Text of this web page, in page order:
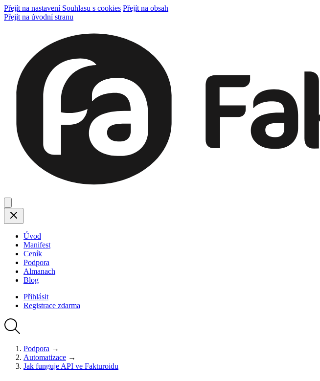
Přejít na nastavení Souhlasu s cookies Přejít na obsah
Přejít na úvodní stranu
Úvod
Manifest
Ceník
Podpora
Almanach
Blog
Přihlásit
Registrace zdarma
Podpora →
Automatizace →
Jak funguje API ve Fakturoidu